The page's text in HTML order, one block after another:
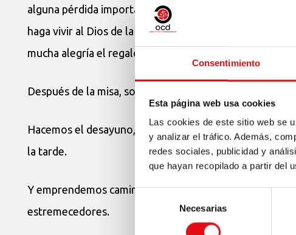
Consentimiento
Esta página web usa cookies
Las cookies de este sitio web se
y analizar el tráfico. Además,
redes sociales, publicidad y
que hayan recopilado a partir del
consentimiento
Necesarias
alguna pérdida importante estos días, para que
haga vivir al Dios de la vida en la humildad y la nada
mucha alegría el regalo.
Después de la misa, soy bendecido con sus abrazos y
Hacemos el desayuno, que es aquí como una comida.
la tarde.
Y emprendemos camino Benedict, Jozef, Maciej,
estremecedores.